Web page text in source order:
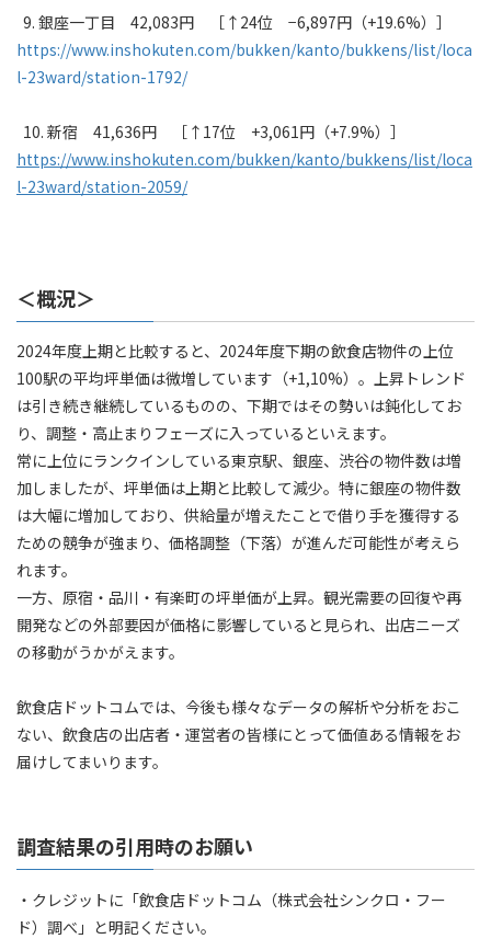
9. 銀座一丁目 42,083円 ［↑24位 −6,897円（+19.6%）］
https://www.inshokuten.com/bukken/kanto/bukkens/list/loca
l-23ward/station-1792/
10. 新宿 41,636円 ［↑17位 +3,061円（+7.9%）］
https://www.inshokuten.com/bukken/kanto/bukkens/list/loca
l-23ward/station-2059/
＜概況＞
2024年度上期と比較すると、2024年度下期の飲食店物件の上位
100駅の平均坪単価は微増しています（+1,10%）。上昇トレンド
は引き続き継続しているものの、下期ではその勢いは鈍化してお
り、調整・高止まりフェーズに入っているといえます。
常に上位にランクインしている東京駅、銀座、渋谷の物件数は増
加しましたが、坪単価は上期と比較して減少。特に銀座の物件数
は大幅に増加しており、供給量が増えたことで借り手を獲得する
ための競争が強まり、価格調整（下落）が進んだ可能性が考えら
れます。
一方、原宿・品川・有楽町の坪単価が上昇。観光需要の回復や再
開発などの外部要因が価格に影響していると見られ、出店ニーズ
の移動がうかがえます。
飲食店ドットコムでは、今後も様々なデータの解析や分析をおこ
ない、飲食店の出店者・運営者の皆様にとって価値ある情報をお
届けしてまいります。
調査結果の引用時のお願い
・クレジットに「飲食店ドットコム（株式会社シンクロ・フー
ド）調べ」と明記ください。